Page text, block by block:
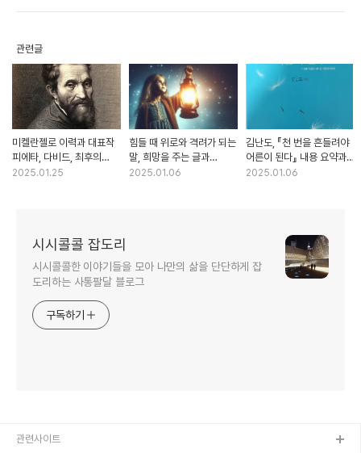
관련글
미켈란젤로 이력과 대표작
피에타, 다비드, 최후의
심판 알아보기
2025.01.25
힘들 때 위로와 격려가 되는
말, 희망을 주는 글과
명언들
2025.01.06
김난도, 『천 번을 흔들려야
어른이 된다』 내용 요약과
독후감
2025.01.06
시시콜콜 잡도리
시시콜콜한 이야기들을 모아 나만의 삶을 단단하게 잡
도리하는 사통팔달 블로그
구독하기
관련사이트